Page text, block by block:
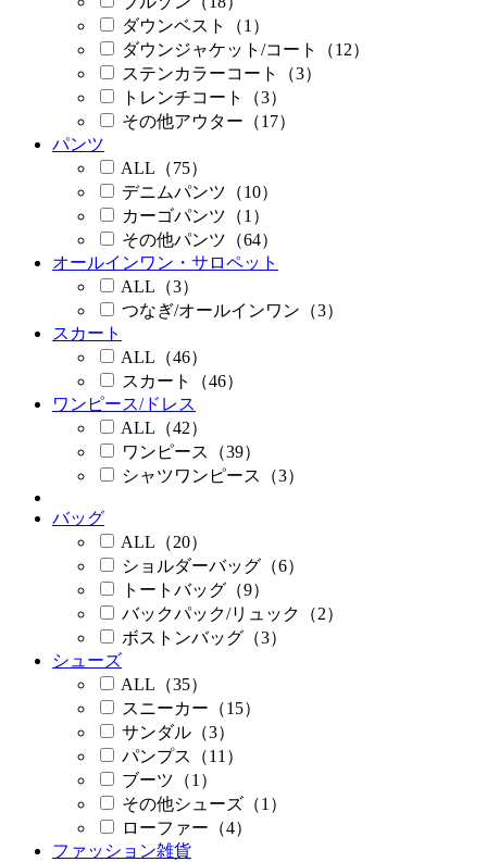
ダウンベスト（1）
ダウンジャケット/コート（12）
ステンカラーコート（3）
トレンチコート（3）
その他アウター（17）
パンツ
ALL（75）
デニムパンツ（10）
カーゴパンツ（1）
その他パンツ（64）
オールインワン・サロペット
ALL（3）
つなぎ/オールインワン（3）
スカート
ALL（46）
スカート（46）
ワンピース/ドレス
ALL（42）
ワンピース（39）
シャツワンピース（3）
バッグ
ALL（20）
ショルダーバッグ（6）
トートバッグ（9）
バックパック/リュック（2）
ボストンバッグ（3）
シューズ
ALL（35）
スニーカー（15）
サンダル（3）
パンプス（11）
ブーツ（1）
その他シューズ（1）
ローファー（4）
ファッション雑貨